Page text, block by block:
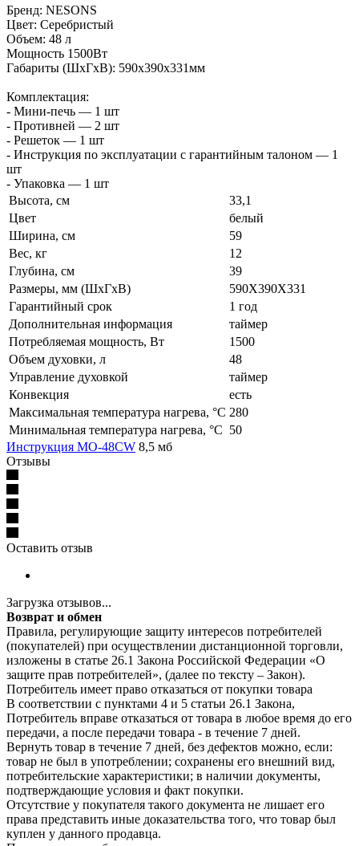
Бренд: NESONS
Цвет: Серебристый
Объем: 48 л
Мощность 1500Вт
Габариты (ШxГxВ): 590x390x331мм
Комплектация:
- Мини-печь — 1 шт
- Противней — 2 шт
- Решеток — 1 шт
- Инструкция по эксплуатации с гарантийным талоном — 1
шт
- Упаковка — 1 шт
Высота, см
33,1
Цвет
белый
Ширина, см
59
Вес, кг
12
Глубина, см
39
Размеры, мм (ШхГхВ)
590Х390Х331
Гарантийный срок
1 год
Дополнительная информация
таймер
Потребляемая мощность, Вт
1500
Объем духовки, л
48
Управление духовкой
таймер
Конвекция
есть
Максимальная температура нагрева, °C 280
Минимальная температура нагрева, °C 50
Инструкция МО-48CW 8,5 мб
Отзывы
Оставить отзыв
Загрузка отзывов...
Возврат и обмен
Правила, регулирующие защиту интересов потребителей
(покупателей) при осуществлении дистанционной торговли,
изложены в статье 26.1 Закона Российской Федерации «О
защите прав потребителей», (далее по тексту – Закон).
Потребитель имеет право отказаться от покупки товара
В соответствии с пунктами 4 и 5 статьи 26.1 Закона,
Потребитель вправе отказаться от товара в любое время до его
передачи, а после передачи товара - в течение 7 дней.
Вернуть товар в течение 7 дней, без дефектов можно, если:
товар не был в употреблении; сохранены его внешний вид,
потребительские характеристики; в наличии документы,
подтверждающие условия и факт покупки.
Отсутствие у покупателя такого документа не лишает его
права представить иные доказательства того, что товар был
куплен у данного продавца.